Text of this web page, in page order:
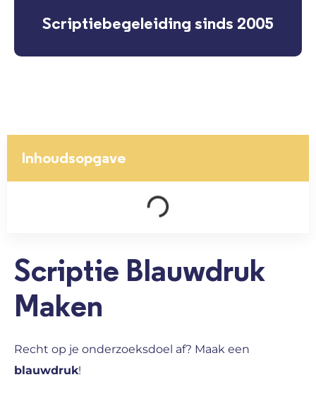
Scriptiebegeleiding sinds 2005
Inhoudsopgave
Scriptie Blauwdruk
Maken
Recht op je onderzoeksdoel af? Maak een
blauwdruk!